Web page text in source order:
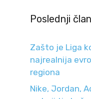
Poslednji
Zašto je Liga
najrealnija
regiona
Nike, Jordan,